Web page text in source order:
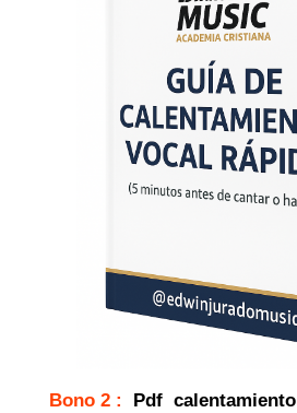
Bono 2 :
Pdf